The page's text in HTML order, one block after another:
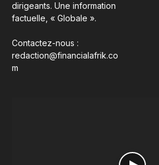
dirigeants. Une information
factuelle, « Globale ».
Contactez-nous :
redaction@financialafrik.co
m